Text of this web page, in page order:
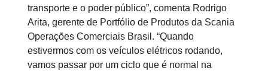
transporte e o poder público”, comenta Rodrigo
Arita, gerente de Portfólio de Produtos da Scania
Operações Comerciais Brasil. “Quando
estivermos com os veículos elétricos rodando,
vamos passar por um ciclo que é normal na